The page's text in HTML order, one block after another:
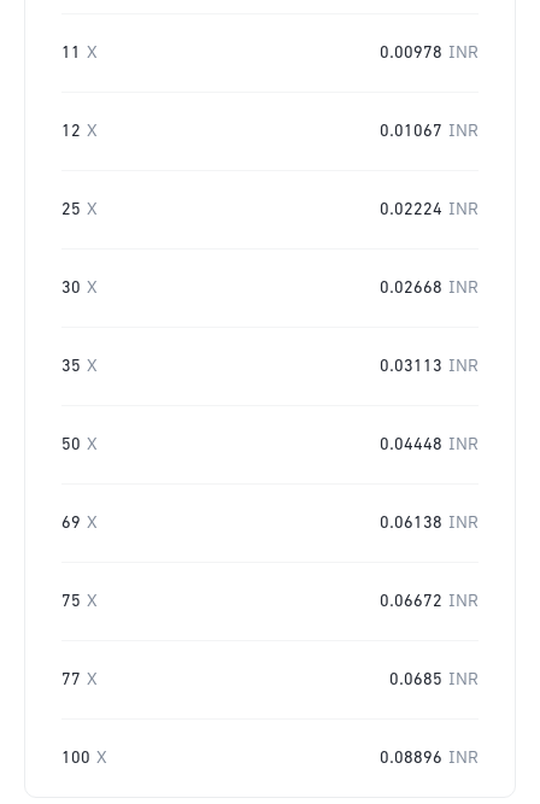
11 X 0.00978 INR
12 X 0.01067 INR
25 X 0.02224 INR
30 X 0.02668 INR
35 X 0.03113 INR
50 X 0.04448 INR
69 X 0.06138 INR
75 X 0.06672 INR
77 X 0.0685 INR
100 X 0.08896 INR